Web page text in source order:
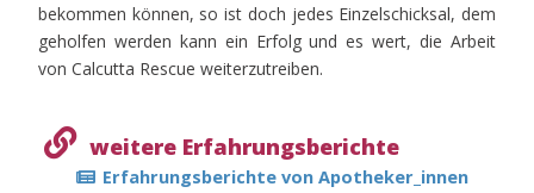
bekommen können, so ist doch jedes Einzelschicksal, dem
geholfen werden kann ein Erfolg und es wert, die Arbeit
von Calcutta Rescue weiterzutreiben.
weitere Erfahrungsberichte
Erfahrungsberichte von Apotheker_innen